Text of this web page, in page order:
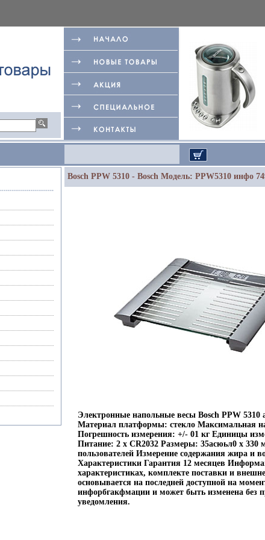
Bosch PPW 5310 - Bosch Модель: PPW5310 инфо
Электронные напольные весы Bosch PPW 5310
Материал платформы: стекло Максимальная
Погрешность измерения: +/- 01 кг Единицы
Питание: 2 x CR2032 Размеры: 35асюьл0 x 330
пользователей Измерение содержания жира и
Характеристики Гарантия 12 месяцев
характеристиках, комплекте поставки и
основывается на последней доступной на
инфорбгакфмации и может быть изменена без
уведомления.